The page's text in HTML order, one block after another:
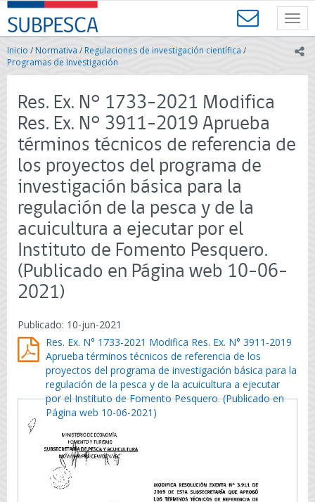
Contenido
principal
SUBPESCA
-
Subsecretaría
de
Pesca
Acuicultura
Gobierno
de
Chile
Inicio /Normativa / Regulaciones de investigación científica /
Programas de Investigación
Res. Ex. N° 1733-2021 Modifica
Res. Ex. N° 3911-2019 Aprueba
términos técnicos de referencia de
los proyectos del programa de
investigación básica para la
regulación de la pesca y de la
acuicultura a ejecutar por el
Instituto de Fomento Pesquero.
(Publicado en Página web 10-06-
2021)
Publicado: 10-jun-2021
Res. Ex. N° 1733-2021 Modifica Res. Ex. N° 3911-2019
Aprueba términos técnicos de referencia de los
proyectos del programa de investigación básica para la
regulación de la pesca y de la acuicultura a ejecutar
por el Instituto de Fomento Pesquero. (Publicado en
Página web 10-06-2021)